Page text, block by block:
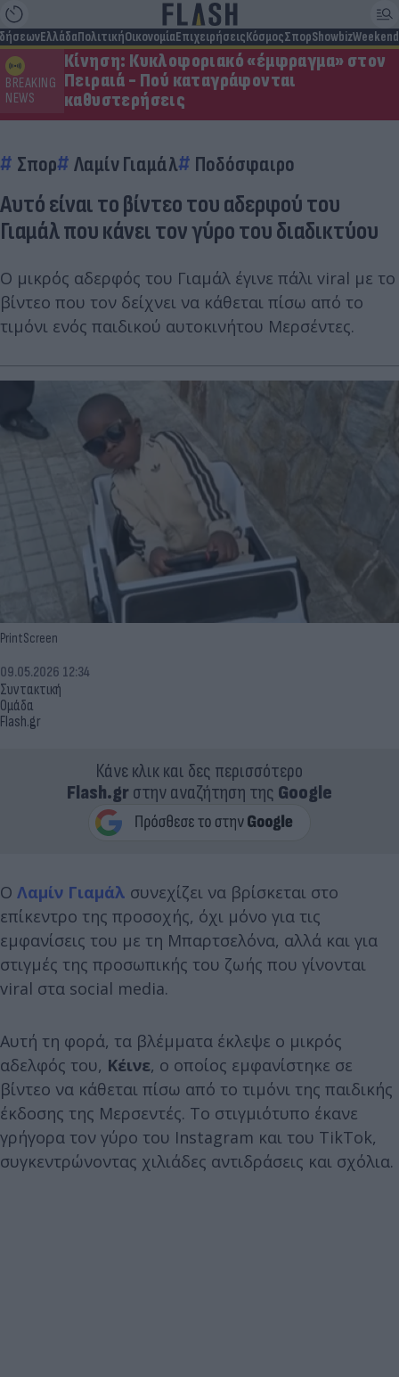
ΕλλάδαΠολιτικήΟικονομίαΕπιχειρήσειςΚόσμοςΣπορShowbizWeekend
BREAKING
NEWS
Κίνηση: Κυκλοφοριακό «έμφραγμα» στον
Πειραιά - Πού καταγράφονται
καθυστερήσεις
Σπορ Λαμίν Γιαμάλ Ποδόσφαιρο
Αυτό είναι το βίντεο του αδερφού του
Γιαμάλ που κάνει τον γύρο του διαδικτύου
Ο μικρός αδερφός του Γιαμάλ έγινε πάλι viral με το
βίντεο που τον δείχνει να κάθεται πίσω από το
τιμόνι ενός παιδικού αυτοκινήτου Μερσέντες.
PrintScreen
Συντακτική
Ομάδα
Flash.gr
09.05.2026 12:34
Κάνε κλικ και δες περισσότερο
Flash.grστην αναζήτηση της Google
Ο Λαμίν Γιαμάλ συνεχίζει να βρίσκεται στο
επίκεντρο της προσοχής, όχι μόνο για τις
εμφανίσεις του με τη Μπαρτσελόνα, αλλά και για
στιγμές της προσωπικής του ζωής που γίνονται
viral στα social media.
Αυτή τη φορά, τα βλέμματα έκλεψε ο μικρός
αδελφός του, Κέινε, ο οποίος εμφανίστηκε σε
βίντεο να κάθεται πίσω από το τιμόνι της παιδικής
έκδοσης της Μερσεντές. Το στιγμιότυπο έκανε
γρήγορα τον γύρο του Instagram και του TikTok,
συγκεντρώνοντας χιλιάδες αντιδράσεις και σχόλια.